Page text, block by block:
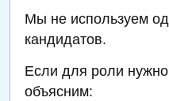
Мы не используем
кандидатов.
Если для роли
объясним: